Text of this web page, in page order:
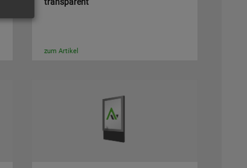
transparent
zum Artikel